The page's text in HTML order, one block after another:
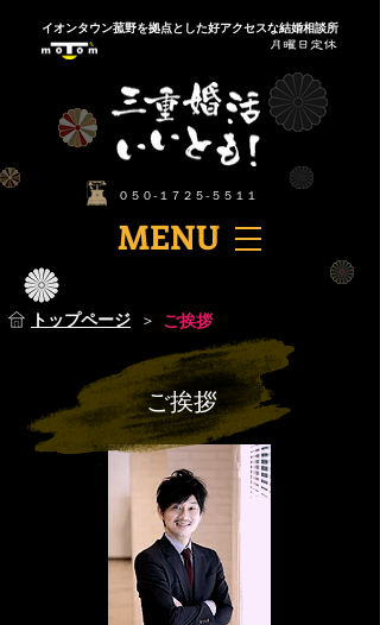
​イオンタウン菰野を拠点とした好アクセスな結婚相談所
​MENU
​０５０-１７２５-５５１１
​トップページ ＞ ​ご挨拶
ご挨拶